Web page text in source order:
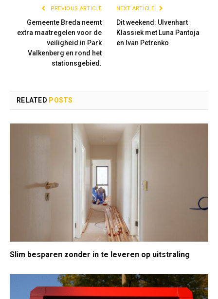
PREVIOUS ARTICLE
Gemeente Breda neemt
extra maatregelen voor de
veiligheid in Park
Valkenberg en rond het
stationsgebied.
NEXT ARTICLE
Dit weekend: Ulvenhart
Klassiek met Luna Pantoja
en Ivan Petrenko
RELATED POSTS
Slim besparen zonder in te leveren op uitstraling